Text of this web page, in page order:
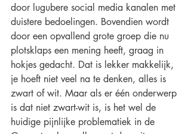
door lugubere social media kanalen met
duistere bedoelingen. Bovendien wordt
door een opvallend grote groep die nu
plotsklaps een mening heeft, graag in
hokjes gedacht. Dat is lekker makkelijk,
je hoeft niet veel na te denken, alles is
zwart of wit. Maar als er één onderwerp
is dat niet zwart-wit is, is het wel de
huidige pijnlijke problematiek in de